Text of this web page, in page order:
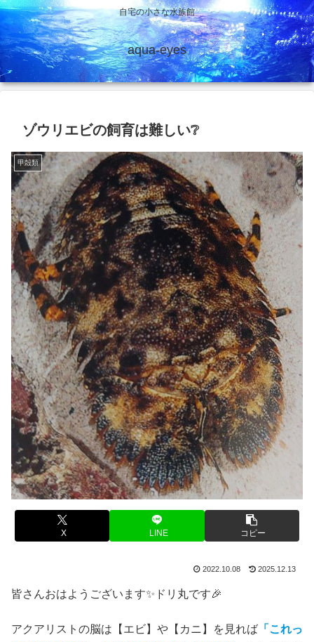
自宅の小さな水族館
aqua-eyes
ゾウリエビの飼育は難しい❔
甲殻類
X LINE コピー
2022.10.08 2025.12.13
皆さんおはようございます✨ドリ丸です🎉
アクアリストの脳は【エビ】や【カニ】を見れば 「これっ